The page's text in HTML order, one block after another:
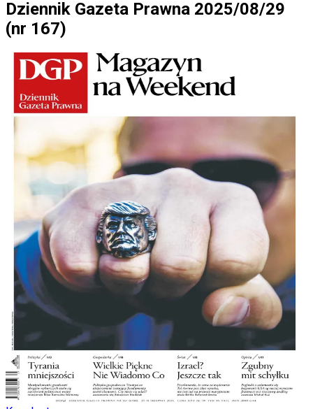
Dziennik Gazeta Prawna 2025/08/29
(nr 167)